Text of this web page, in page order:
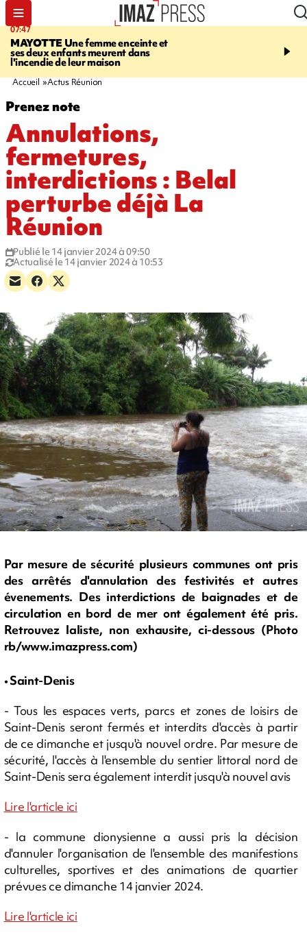
07:47
MAYOTTE Une femme enceinte et
ses deux enfants meurent dans
l'incendie de leur maison
10:48
Christophe Lambert
Accueil Actus Réunion
Prenez note
Annulations,
fermetures,
interdictions : Belal
perturbe déjà La
Réunion
Publié le 14 janvier 2024 à 09:50
Actualisé le 14 janvier 2024 à 10:53
Par mesure de sécurité plusieurs communes ont pris
des arrêtés d'annulation des festivités et autres
évenements. Des interdictions de baignades et de
circulation en bord de mer ont également été pris.
Retrouvez laliste, non exhausite, ci-dessous (Photo
rb/www.imazpress.com)
• Saint-Denis
- Tous les espaces verts, parcs et zones de loisirs de
Saint-Denis seront fermés et interdits d'accès à partir
de ce dimanche et jusqu'à nouvel ordre. Par mesure de
sécurité, l'accès à l'ensemble du sentier littoral nord de
Saint-Denis sera également interdit jusqu'à nouvel avis
Lire l'article ici
- la commune dionysienne a aussi pris la décision
d'annuler l'organisation de l'ensemble des manifestions
culturelles, sportives et des animations de quartier
prévues ce dimanche 14 janvier 2024.
Lire l'article ici